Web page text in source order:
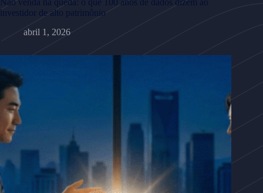
Não venda na queda: o que 100 anos de dados dizem ao
investidor de alto patrimônio
abril 1, 2026